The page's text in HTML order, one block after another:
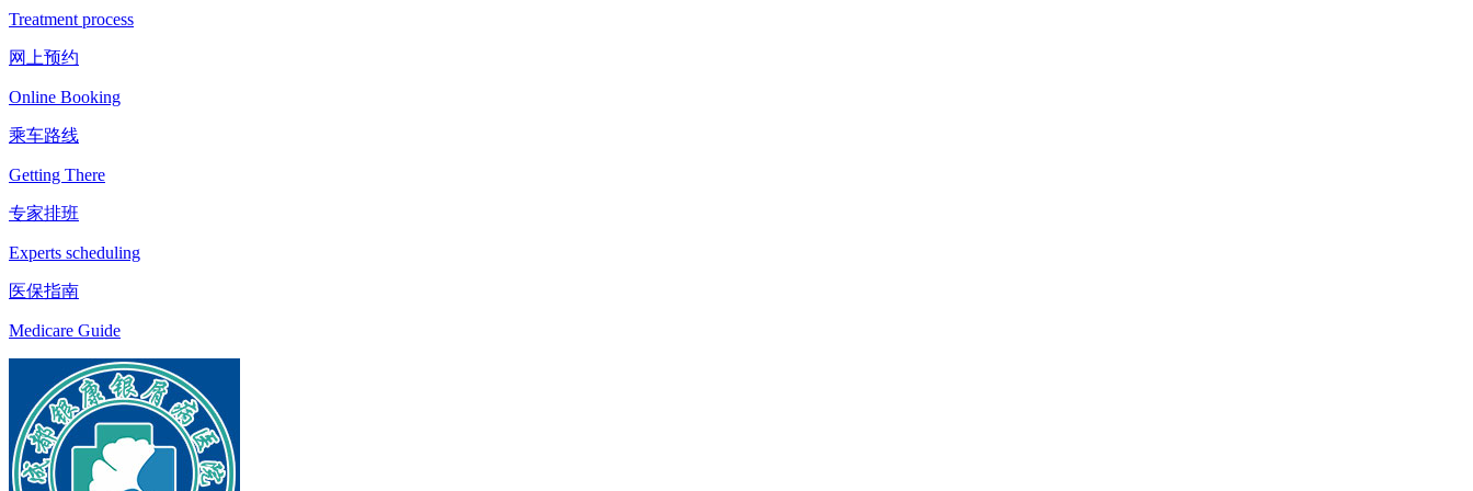
Treatment process
网上预约
Online Booking
乘车路线
Getting There
专家排班
Experts scheduling
医保指南
Medicare Guide